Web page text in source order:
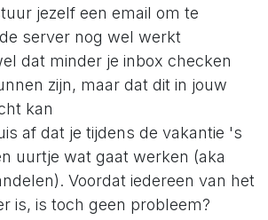
jezelf een email om te
server nog wel werkt
dat minder je inbox checken
zijn, maar dat dit in jouw
kan
af dat je tijdens de vakantie 's
uurtje wat gaat werken (aka
Voordat iedereen van het
is, is toch geen probleem?